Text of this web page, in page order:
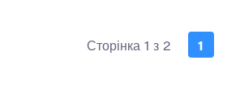
Сторінка 1 з 2 1